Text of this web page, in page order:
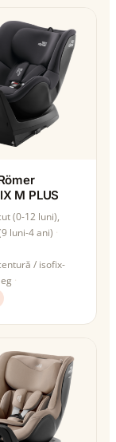
M PLUS
(0-12 luni),
luni-4 ani)
/ isofix-